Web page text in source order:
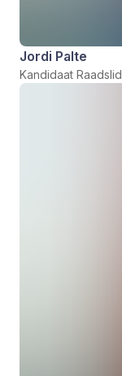
Jordi Palte
Kandidaat Raadslid